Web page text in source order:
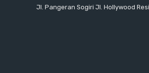
Jl. Pangeran Sogiri Jl. Hollywood